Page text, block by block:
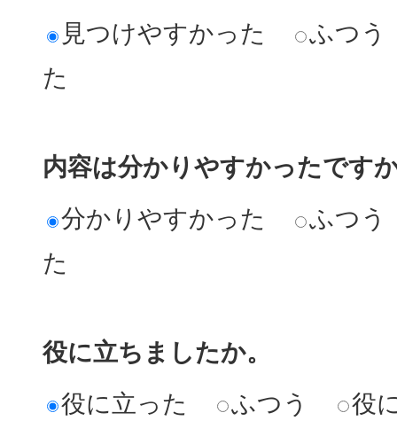
見つけやすかった
ふつう
た
内容は分かりやすかったです
分かりやすかった
ふつう
た
役に立ちましたか。
役に立った
ふつう 役